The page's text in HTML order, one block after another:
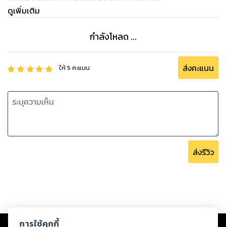
ดูเพิ่มเติม
กำลังโหลด ...
ให้5 คะแนน ส่งคะแนน
ส่งรีวิว
Copyright © 2026
การใช้คุกกี้